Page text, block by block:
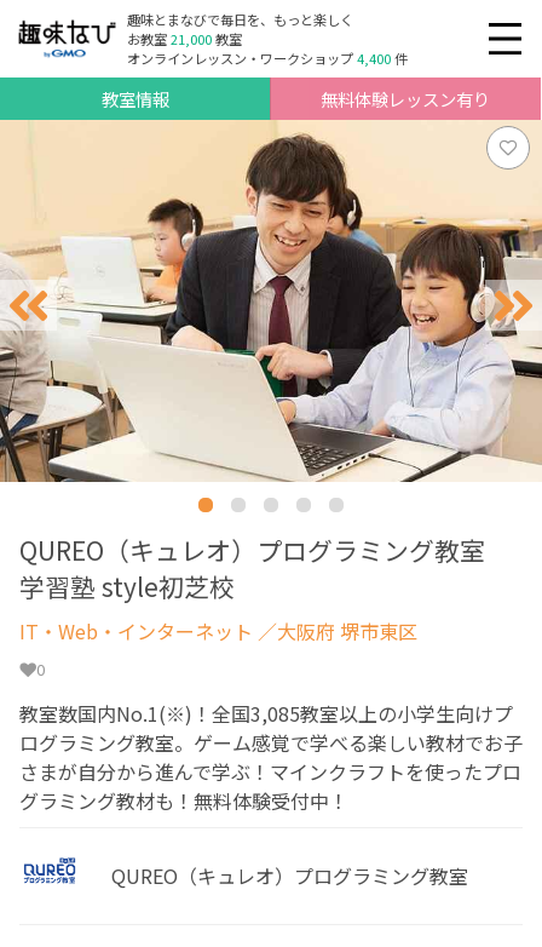
趣味とまなびで毎日を、もっと楽しく
お教室21,000教室
オンラインレッスン・ワークショップ4,400件
教室情報 無料体験レッスン有り
QUREO（キュレオ）プログラミング教室
学習塾 style初芝校
IT・Web・インターネット ／大阪府 堺市東区
0
教室数国内No.1(※)！全国3,085教室以上の小学生向けプ
ログラミング教室。ゲーム感覚で学べる楽しい教材でお子
さまが自分から進んで学ぶ！マインクラフトを使ったプロ
グラミング教材も！無料体験受付中！
QUREO（キュレオ）プログラミング教室